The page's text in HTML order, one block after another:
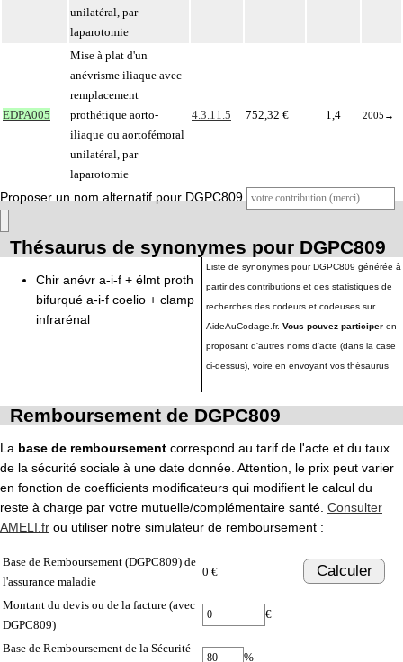
unilatéral, par
laparotomie
EDPA005
Mise à plat d'un
anévrisme iliaque avec
remplacement
prothétique aorto-
iliaque ou aortofémoral
unilatéral, par
laparotomie
4.3.11.5 752,32 € 1,4 2005 →
Proposer un nom alternatif pour DGPC809
Thésaurus de synonymes pour DGPC809
Chir anévr a-i-f + élmt proth
bifurqué a-i-f coelio + clamp
infrarénal
Liste de synonymes pour DGPC809 générée à
partir des contributions et des statistiques de
recherches des codeurs et codeuses sur
AideAuCodage.fr. Vous pouvez participer en
proposant d'autres noms d'acte (dans la case
ci-dessus), voire en envoyant vos thésaurus
Remboursement de DGPC809
La base de remboursement correspond au tarif de l'acte et du taux
de la sécurité sociale à une date donnée. Attention, le prix peut varier
en fonction de coefficients modificateurs qui modifient le calcul du
reste à charge par votre mutuelle/complémentaire santé. Consulter
AMELI.fr ou utiliser notre simulateur de remboursement :
Base de Remboursement (DGPC809) de
l'assurance maladie
0 € Calculer
Montant du devis ou de la facture (avec
DGPC809)
€
Base de Remboursement de la Sécurité
%